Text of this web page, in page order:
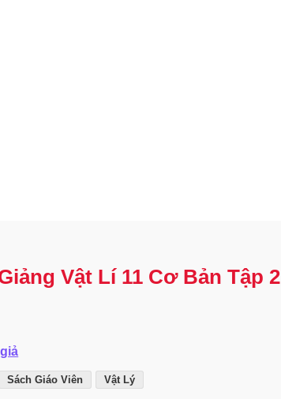
Vật Lí 11 Cơ Bản Tập 2
Sách Giáo Viên Vật Lý